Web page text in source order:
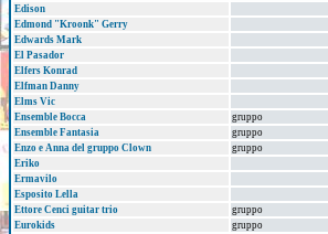
Edison
Edmond "Kroonk" Gerry
Edwards Mark
El Pasador
Elfers Konrad
Elfman Danny
Elms Vic
Ensemble Bocca
gruppo
Ensemble Fantasia
gruppo
Enzo e Anna del gruppo Clown
gruppo
Eriko
Ermavilo
Esposito Lella
Ettore Cenci guitar trio
gruppo
Eurokids
gruppo